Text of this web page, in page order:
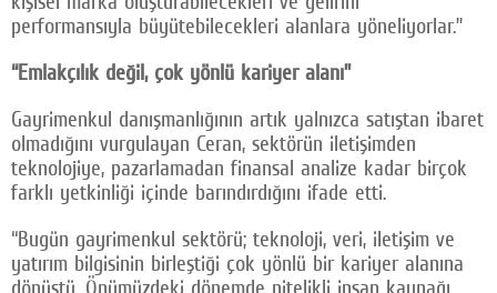
performansıyla büyütebilecekleri alanlara yöneliyorlar.”
“Emlakçılık değil, çok yönlü kariyer alanı”
Gayrimenkul danışmanlığının artık yalnızca satıştan ibaret
olmadığını vurgulayan Ceran, sektörün iletişimden
teknolojiye, pazarlamadan finansal analize kadar birçok
farklı yetkinliği içinde barındırdığını ifade etti.
“Bugün gayrimenkul sektörü; teknoloji, veri, iletişim ve
yatırım bilgisinin birleştiği çok yönlü bir kariyer alanına
dönüştü. Önümüzdeki dönemde nitelikli insan kaynağı